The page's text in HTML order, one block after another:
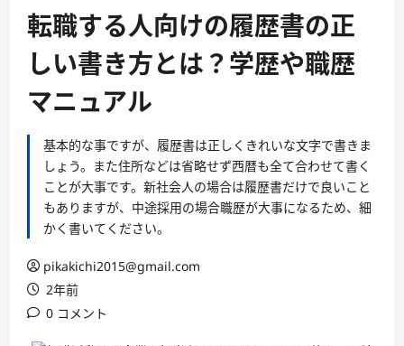
転職する人向けの履歴書の正
しい書き方とは？学歴や職歴
マニュアル
基本的な事ですが、履歴書は正しくきれいな文字で書きま
しょう。また住所などは省略せず西暦も全て合わせて書く
ことが大事です。新社会人の場合は履歴書だけで良いこと
もありますが、中途採用の場合職歴が大事になるため、細
かく書いてください。
pikakichi2015@gmail.com
2年前
0 コメント